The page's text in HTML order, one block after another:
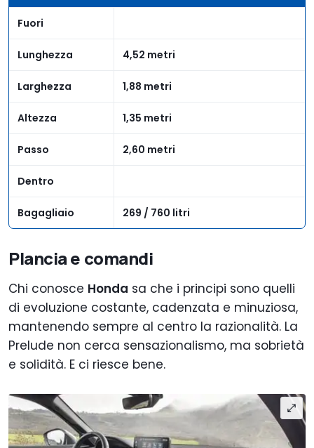
Fuori
Lunghezza 4,52 metri
Larghezza 1,88 metri
Altezza 1,35 metri
Passo 2,60 metri
Dentro
Bagagliaio 269 / 760 litri
Plancia e comandi
Chi conosce Honda sa che i principi sono quelli
di evoluzione costante, cadenzata e minuziosa,
mantenendo sempre al centro la razionalità. La
Prelude non cerca sensazionalismo, ma sobrietà
e solidità. E ci riesce bene.